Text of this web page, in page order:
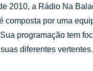
2010, a Rádio Na
composta por uma
programação tem
diferentes vertentes.